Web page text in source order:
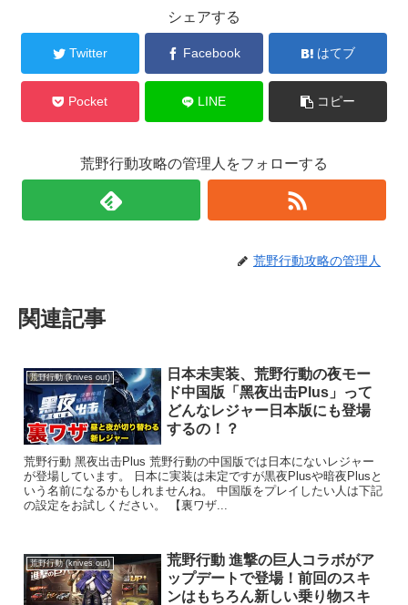
シェアする
Twitter Facebook はてブ
Pocket LINE コピー
荒野行動攻略の管理人をフォローする
荒野行動攻略の管理人
関連記事
荒野行動 (knives out)
日本未実装、荒野行動の夜モー
ド中国版「黑夜出击Plus」って
どんなレジャー日本版にも登場
するの！？
荒野行動 黑夜出击Plus 荒野行動の中国版では日本にないレジャー
が登場しています。 日本に実装は未定ですが黒夜Plusや暗夜Plusと
いう名前になるかもしれませんね。 中国版をプレイしたい人は下記
の設定をお試しください。 【裏ワザ...
荒野行動 (knives out)
荒野行動 進撃の巨人コラボがア
ップデートで登場！前回のスキ
ンはもちろん新しい乗り物スキ